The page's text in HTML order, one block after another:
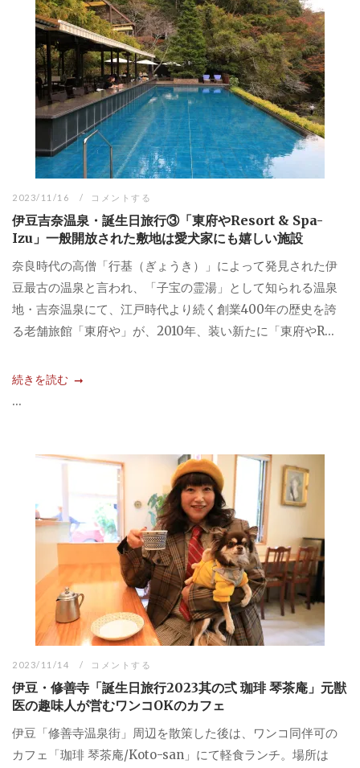
2023/11/16 コメントする
伊豆吉奈温泉・誕生日旅行③「東府やResort & Spa-
Izu」一般開放された敷地は愛犬家にも嬉しい施設
奈良時代の高僧「行基（ぎょうき）」によって発見された伊
豆最古の温泉と言われ、「子宝の霊湯」として知られる温泉
地・吉奈温泉にて、江戸時代より続く創業400年の歴史を誇
る老舗旅館「東府や」が、2010年、装い新たに「東府やR...
続きを読む
...
2023/11/14 コメントする
伊豆・修善寺「誕生日旅行2023其の弍 珈琲 琴茶庵」元獣
医の趣味人が営むワンコOKのカフェ
伊豆「修善寺温泉街」周辺を散策した後は、ワンコ同伴可の
カフェ「珈琲 琴茶庵/Koto-san」にて軽食ランチ。場所は